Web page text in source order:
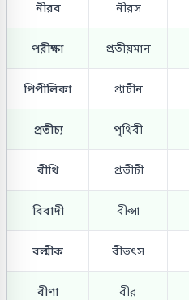
নীরব নীরস
পরীক্ষা প্রতীয়মান
পিপীলিকা প্রাচীন
প্রতীচ্য পৃথিবী
বীথি প্রতীচী
বিবাদী বীপ্সা
বল্মীক বীভৎস
বীণা বীর